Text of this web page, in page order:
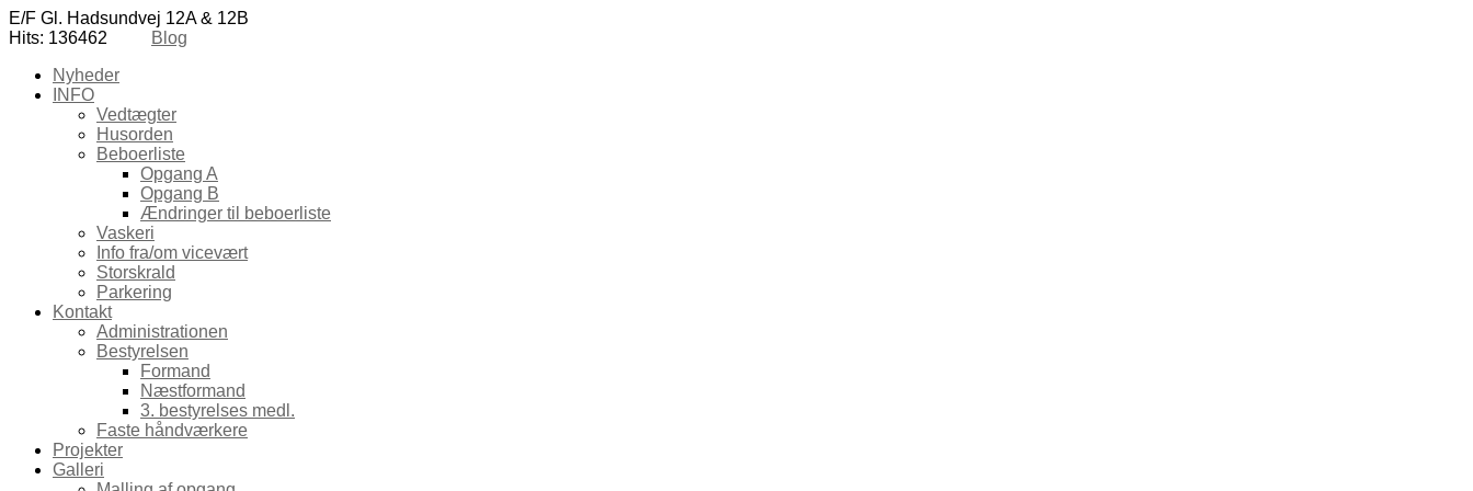
E/F Gl. Hadsundvej 12A & 12B
Hits: 136462
Blog
Nyheder
INFO
Vedtægter
Husorden
Beboerliste
Opgang A
Opgang B
Ændringer til beboerliste
Vaskeri
Info fra/om vicevært
Storskrald
Parkering
Kontakt
Administrationen
Bestyrelsen
Formand
Næstformand
3. bestyrelses medl.
Faste håndværkere
Projekter
Galleri